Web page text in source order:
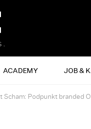
ACADEMY JOB &
Scham: Podpunkt branded